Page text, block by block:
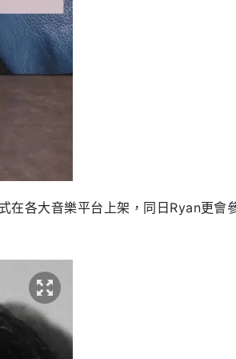
在各大音樂平台上架，同日Ryan更會